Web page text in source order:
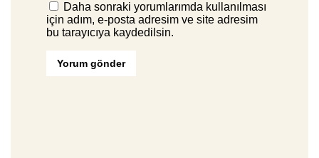
Daha sonraki yorumlarımda kullanılması
için adım, e-posta adresim ve site adresim
bu tarayıcıya kaydedilsin.